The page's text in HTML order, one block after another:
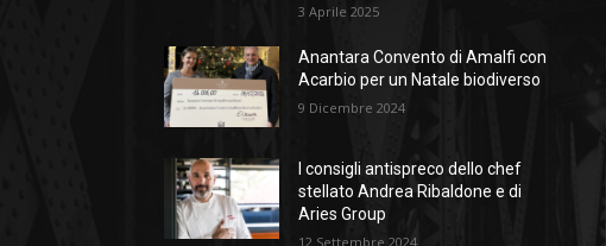
3 Aprile 2025
Anantara Convento di Amalfi con
Acarbio per un Natale biodiverso
9 Dicembre 2024
I consigli antispreco dello chef
stellato Andrea Ribaldone e di
Aries Group
12 Settembre 2024